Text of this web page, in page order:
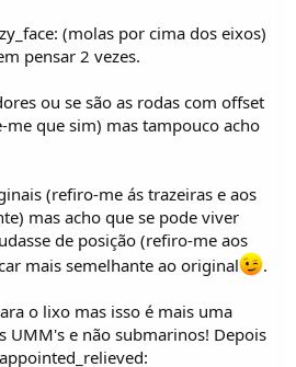
(molas por cima dos eixos)
pensar 2 vezes.
ou se são as rodas com offset
que sim) mas tampouco acho
(refiro-me ás trazeiras e aos
mas acho que se pode viver
de posição (refiro-me aos
mais semelhante ao original
.
o lixo mas isso é mais uma
UMM's e não submarinos! Depois